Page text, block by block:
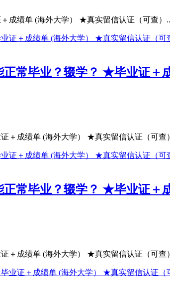
成绩单 (海外大学） ★真实留信认证（可查）
常毕业？辍学？ ★毕业证
＋成绩单 (海外大学） ★真实留信认证（可查
正常毕业？辍学？ ★毕业证
＋成绩单 (海外大学） ★真实留信认证（可查